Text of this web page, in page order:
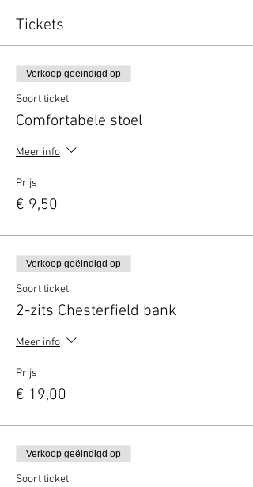
Tickets
Verkoop geëindigd op
Soort ticket
Comfortabele stoel
Meer info
Prijs
€ 9,50
Verkoop geëindigd op
Soort ticket
2-zits Chesterfield bank
Meer info
Prijs
€ 19,00
Verkoop geëindigd op
Soort ticket